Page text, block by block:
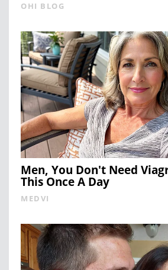
OHI BLOG
Men, You Don't Need
This Once A Day
MEDVI